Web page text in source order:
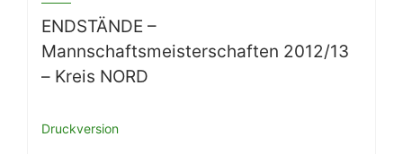
ENDSTÄNDE –
Mannschaftsmeisterschaften 2012/13
– Kreis NORD
Druckversion